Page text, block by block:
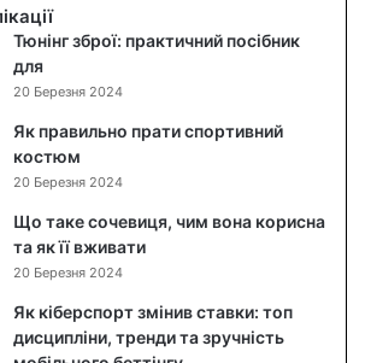
Тюнінг зброї: практичний посібник
для
20 Березня 2024
Як правильно прати спортивний
костюм
20 Березня 2024
Що таке сочевиця, чим вона корисна
та як її вживати
20 Березня 2024
Як кіберспорт змінив ставки: топ
дисципліни, тренди та зручність